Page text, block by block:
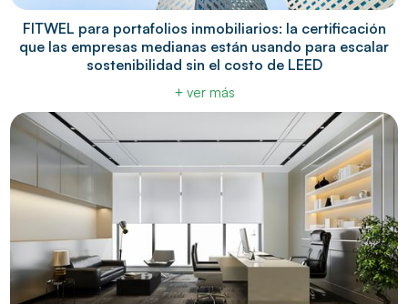
FITWEL para portafolios inmobiliarios: la certificación
que las empresas medianas están usando para escalar
sostenibilidad sin el costo de LEED
+ ver más